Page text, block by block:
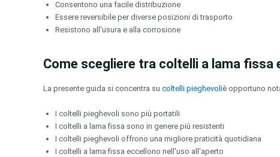
Consentono una facile distribuzione
Essere reversibile per diverse posizioni di trasporto
Resistono all'usura e alla corrosione
Come scegliere tra coltelli a lama fissa
La presente guida si concentra su coltelli pieghevoliè opportuno
I coltelli pieghevoli sono più portatili
I coltelli a lama fissa sono in genere più resistenti
I coltelli pieghevoli offrono una migliore praticità quotidiana
I coltelli a lama fissa eccellono nell'uso all'aperto